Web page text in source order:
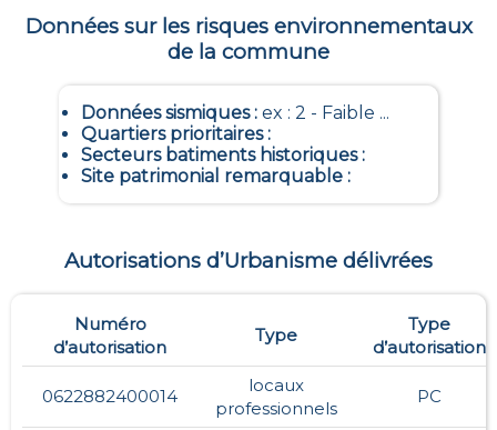
Données sur les risques environnementaux
de la commune
Données sismiques: ex : 2 - Faible ...
Quartiers prioritaires:
Secteurs batiments historiques:
Site patrimonial remarquable:
Autorisations d’Urbanisme délivrées
Numéro
d’autorisation
Type
Type
d’autorisation
0622882400014
locaux
professionnels
PC